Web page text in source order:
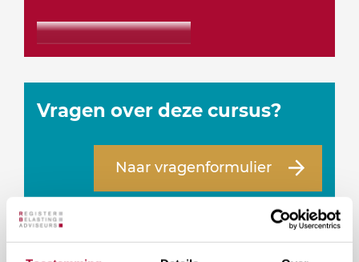
Vragen over deze cursus?
Naar vragenformulier